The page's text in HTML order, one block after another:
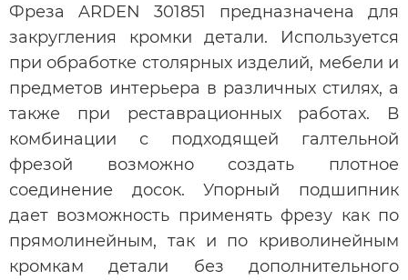
Фреза ARDEN 301851 предназначена для
закругления кромки детали. Используется
при обработке столярных изделий, мебели и
предметов интерьера в различных стилях, а
также при реставрационных работах. В
комбинации с подходящей галтельной
фрезой возможно создать плотное
соединение досок. Упорный подшипник
дает возможность применять фрезу как по
прямолинейным, так и по криволинейным
кромкам детали без дополнительного